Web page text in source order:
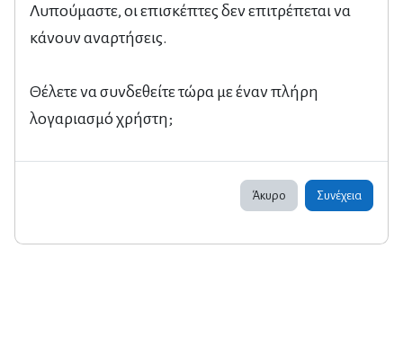
Λυπούμαστε, οι επισκέπτες δεν επιτρέπεται να
κάνουν αναρτήσεις.
Θέλετε να συνδεθείτε τώρα με έναν πλήρη
λογαριασμό χρήστη;
Άκυρο Συνέχεια